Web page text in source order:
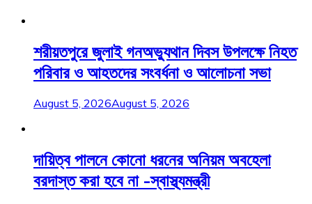
শরীয়তপুরে জুলাই গনঅভ্যুথান দিবস উপলক্ষে নিহত
পরিবার ও আহতদের সংবর্ধনা ও আলোচনা সভা
August 5, 2026August 5, 2026
দায়িত্ব পালনে কোনো ধরনের অনিয়ম অবহেলা
বরদাস্ত করা হবে না -স্বাস্থ্যমন্ত্রী